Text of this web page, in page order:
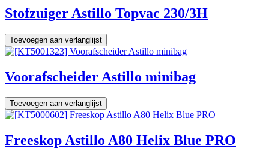
Stofzuiger Astillo Topvac 230/3H
Toevoegen aan verlanglijst
Voorafscheider Astillo minibag
Toevoegen aan verlanglijst
Freeskop Astillo A80 Helix Blue PRO